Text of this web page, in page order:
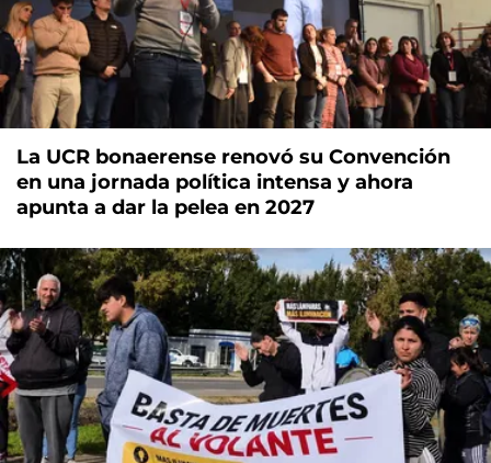
La UCR bonaerense renovó su Convención
en una jornada política intensa y ahora
apunta a dar la pelea en 2027